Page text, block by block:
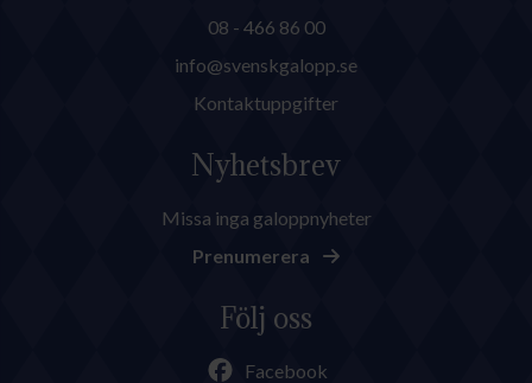
08 - 466 86 00
info@svenskgalopp.se
Kontaktuppgifter
Nyhetsbrev
Missa inga galoppnyheter
Prenumerera
Följ oss
Facebook